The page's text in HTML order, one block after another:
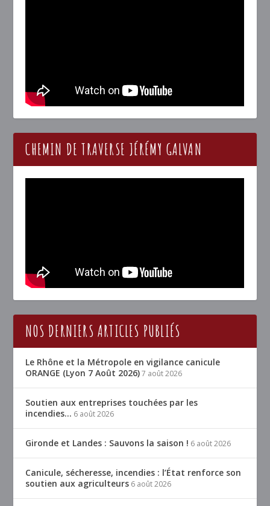
CHEMIN DE TRAVERSE JÉRÉMY GALVAN
NOS DERNIERS ARTICLES PUBLIÉS
Le Rhône et la Métropole en vigilance canicule
ORANGE (Lyon 7 Août 2026) 7 août 2026
Soutien aux entreprises touchées par les
incendies… 6 août 2026
Gironde et Landes : Sauvons la saison ! 6 août 2026
Canicule, sécheresse, incendies : l’État renforce son
soutien aux agriculteurs 6 août 2026